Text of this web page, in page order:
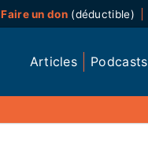
Faire un don(déductible)
Articles Podcasts